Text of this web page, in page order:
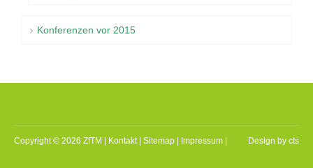
Konferenzen vor 2015
Copyright © 2026 ZfTM | Kontakt|Sitemap Impressum Design by cts